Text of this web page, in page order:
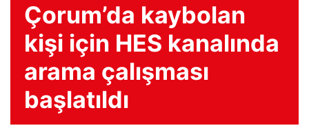
Çorum’da kaybolan
kişi için HES kanalında
arama çalışması
başlatıldı